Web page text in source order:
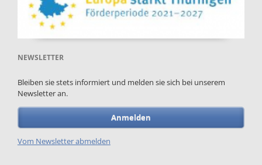
NEWSLETTER
Bleiben sie stets informiert und melden sie sich bei unserem
Newsletter an.
Anmelden
Vom Newsletter abmelden